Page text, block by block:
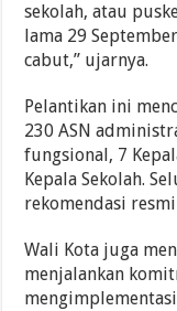
sekolah, atau
lama 29
cabut,” ujarnya.
Pelantikan ini
230 ASN
fungsional, 7
Kepala Sekolah.
rekomendasi
Wali Kota juga
menjalankan